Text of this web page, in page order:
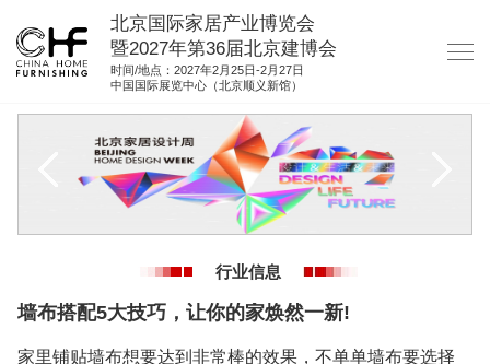
北京国际家居产业博览会
暨2027年第36届北京建博会
时间/地点：2027年2月25日-2月27日
中国国际展览中心（北京顺义新馆）
资料下载
行业信息
墙布搭配5大技巧，让你的家焕然一新!
家里铺贴墙布想要达到非常棒的效果，不单单墙布要选择